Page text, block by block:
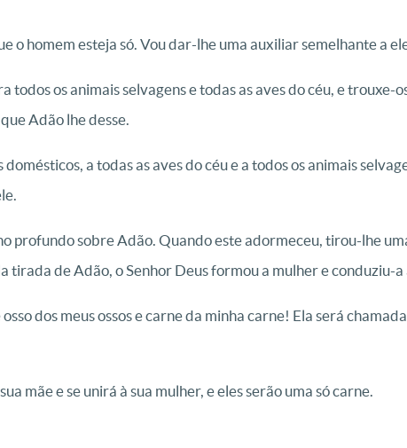
o homem esteja só. Vou dar-lhe uma auxiliar semelhante a
todos os animais selvagens e todas as aves do céu, e trouxe-
Adão lhe desse.
a todas as aves do céu e a todos os animais
profundo sobre Adão. Quando este adormeceu, tirou-lhe
tirada de Adão, o Senhor Deus formou a mulher e conduziu-a
dos meus ossos e carne da minha carne! Ela será
mãe e se unirá à sua mulher, e eles serão uma só carne.